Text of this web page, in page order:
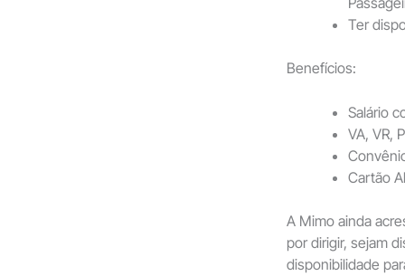
Ter
Benefícios:
Salário
VA, VR,
Cartão
A Mimo ainda
por dirigir, sejam
disponibilidade